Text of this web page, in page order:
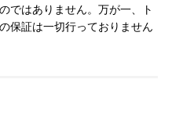
ではありません。万が一、ト
保証は一切行っておりません